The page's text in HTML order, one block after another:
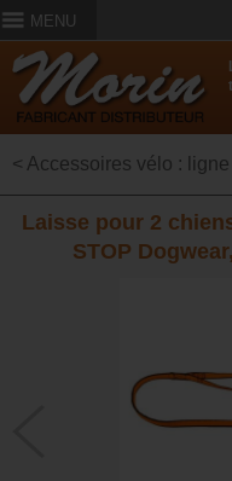
MENU
< Accessoires vélo :
Laisse pour 2
STOP